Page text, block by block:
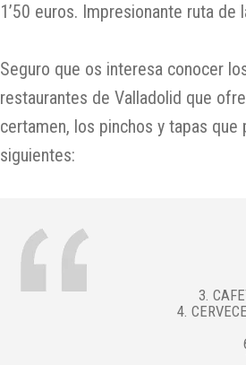
1’50 euros. Impresionante ruta
Seguro que os interesa conocer
restaurantes de Valladolid que
certamen, los pinchos y tapas
siguientes:
3.
4.